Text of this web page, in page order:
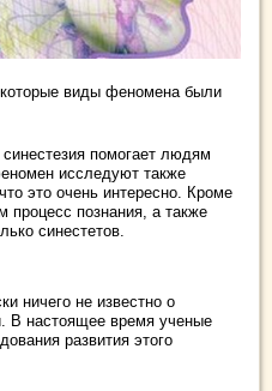
виды феномена были
помогает людям
исследуют также
это очень интересно. Кроме
процесс познания, а также
синестетов.
ничего не известно о
В настоящее время ученые
развития этого